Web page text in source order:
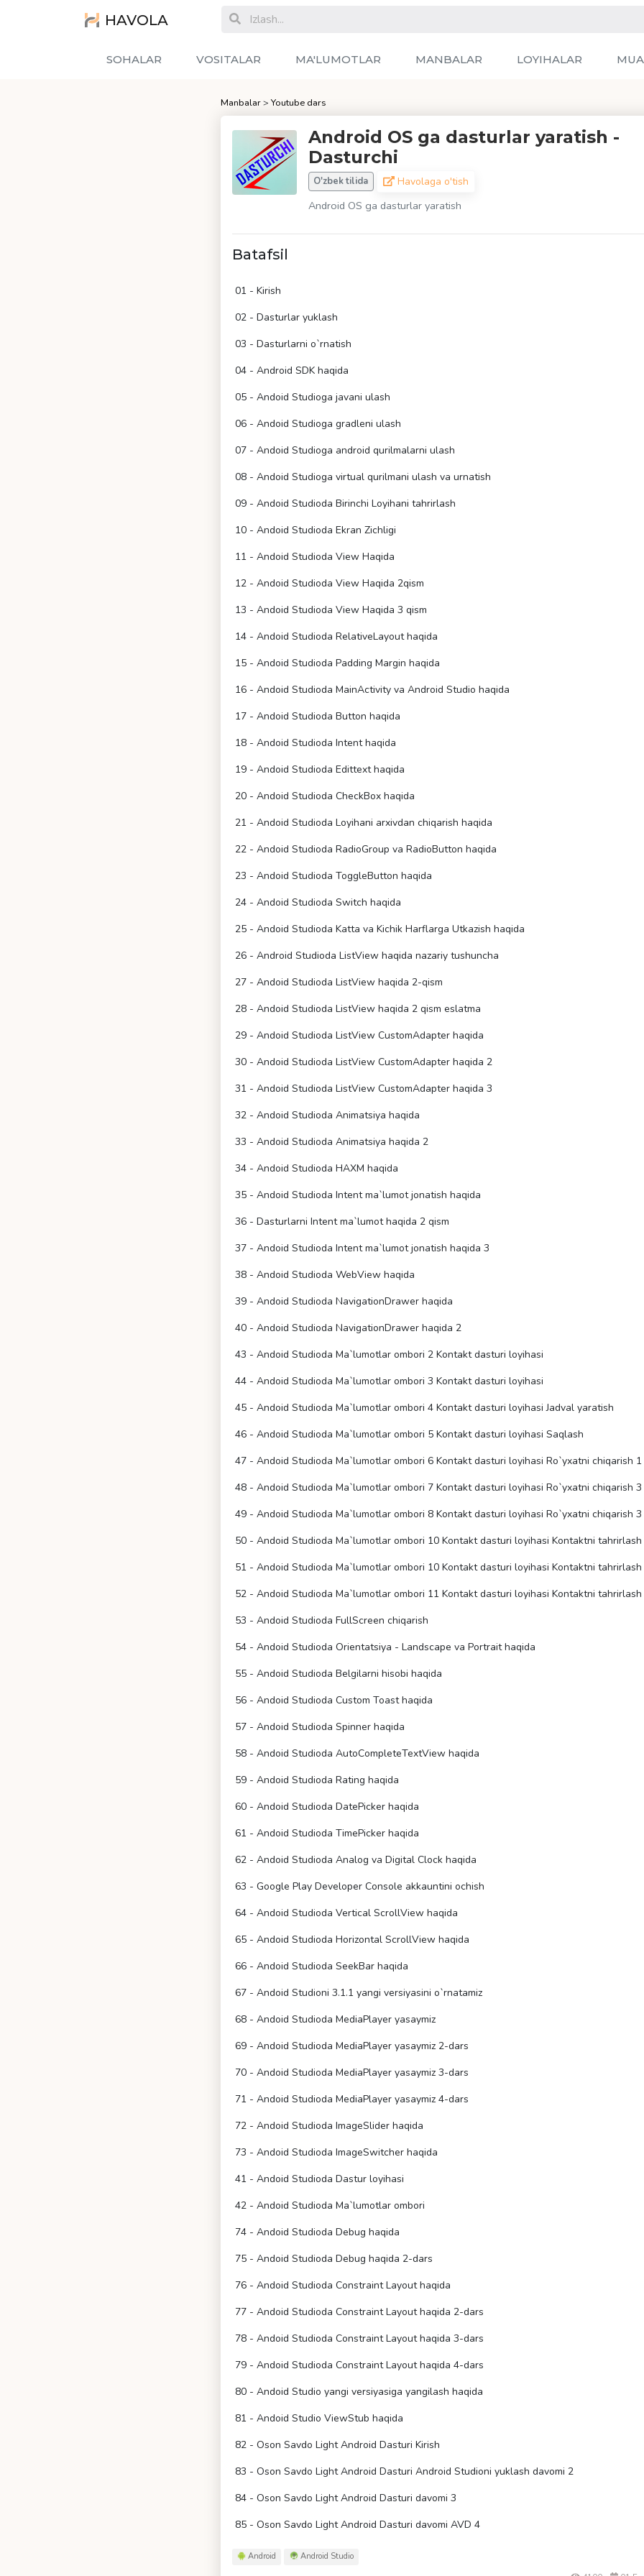
HAVOLA
SOHALAR VOSITALAR MA'LUMOTLAR MANBALAR LOYIHALAR
Manbalar> Youtube dars
Android OS ga dasturlar yaratish -
Dasturchi
O'zbek tilida Havolaga o'tish
Android OS ga dasturlar yaratish
Batafsil
01 - Kirish
02 - Dasturlar yuklash
03 - Dasturlarni o`rnatish
04 - Android SDK haqida
05 - Andoid Studioga javani ulash
06 - Andoid Studioga gradleni ulash
07 - Andoid Studioga android qurilmalarni ulash
08 - Andoid Studioga virtual qurilmani ulash va urnatish
09 - Andoid Studioda Birinchi Loyihani tahrirlash
10 - Andoid Studioda Ekran Zichligi
11 - Andoid Studioda View Haqida
12 - Andoid Studioda View Haqida 2qism
13 - Andoid Studioda View Haqida 3 qism
14 - Andoid Studioda RelativeLayout haqida
15 - Andoid Studioda Padding Margin haqida
16 - Andoid Studioda MainActivity va Android Studio haqida
17 - Andoid Studioda Button haqida
18 - Andoid Studioda Intent haqida
19 - Andoid Studioda Edittext haqida
20 - Andoid Studioda CheckBox haqida
21 - Andoid Studioda Loyihani arxivdan chiqarish haqida
22 - Andoid Studioda RadioGroup va RadioButton haqida
23 - Andoid Studioda ToggleButton haqida
24 - Andoid Studioda Switch haqida
25 - Andoid Studioda Katta va Kichik Harflarga Utkazish haqida
26 - Android Studioda ListView haqida nazariy tushuncha
27 - Andoid Studioda ListView haqida 2-qism
28 - Andoid Studioda ListView haqida 2 qism eslatma
29 - Andoid Studioda ListView CustomAdapter haqida
30 - Andoid Studioda ListView CustomAdapter haqida 2
31 - Andoid Studioda ListView CustomAdapter haqida 3
32 - Andoid Studioda Animatsiya haqida
33 - Andoid Studioda Animatsiya haqida 2
34 - Andoid Studioda HAXM haqida
35 - Andoid Studioda Intent ma`lumot jonatish haqida
36 - Dasturlarni Intent ma`lumot haqida 2 qism
37 - Andoid Studioda Intent ma`lumot jonatish haqida 3
38 - Andoid Studioda WebView haqida
39 - Andoid Studioda NavigationDrawer haqida
40 - Andoid Studioda NavigationDrawer haqida 2
43 - Andoid Studioda Ma`lumotlar ombori 2 Kontakt dasturi loyihasi
44 - Andoid Studioda Ma`lumotlar ombori 3 Kontakt dasturi loyihasi
45 - Andoid Studioda Ma`lumotlar ombori 4 Kontakt dasturi loyihasi Jadval yaratish
46 - Andoid Studioda Ma`lumotlar ombori 5 Kontakt dasturi loyihasi Saqlash
47 - Andoid Studioda Ma`lumotlar ombori 6 Kontakt dasturi loyihasi Ro`yxatni chiqarish 1
48 - Andoid Studioda Ma`lumotlar ombori 7 Kontakt dasturi loyihasi Ro`yxatni chiqarish 3
49 - Andoid Studioda Ma`lumotlar ombori 8 Kontakt dasturi loyihasi Ro`yxatni chiqarish 3
50 - Andoid Studioda Ma`lumotlar ombori 10 Kontakt dasturi loyihasi Kontaktni tahrirlash
51 - Andoid Studioda Ma`lumotlar ombori 10 Kontakt dasturi loyihasi Kontaktni
52 - Andoid Studioda Ma`lumotlar ombori 11 Kontakt dasturi loyihasi Kontaktni
53 - Andoid Studioda FullScreen chiqarish
54 - Andoid Studioda Orientatsiya - Landscape va Portrait haqida
55 - Andoid Studioda Belgilarni hisobi haqida
56 - Andoid Studioda Custom Toast haqida
57 - Andoid Studioda Spinner haqida
58 - Andoid Studioda AutoCompleteTextView haqida
59 - Andoid Studioda Rating haqida
60 - Andoid Studioda DatePicker haqida
61 - Andoid Studioda TimePicker haqida
62 - Andoid Studioda Analog va Digital Clock haqida
63 - Google Play Developer Console akkauntini ochish
64 - Andoid Studioda Vertical ScrollView haqida
65 - Andoid Studioda Horizontal ScrollView haqida
66 - Andoid Studioda SeekBar haqida
67 - Andoid Studioni 3.1.1 yangi versiyasini o`rnatamiz
68 - Andoid Studioda MediaPlayer yasaymiz
69 - Andoid Studioda MediaPlayer yasaymiz 2-dars
70 - Andoid Studioda MediaPlayer yasaymiz 3-dars
71 - Andoid Studioda MediaPlayer yasaymiz 4-dars
72 - Andoid Studioda ImageSlider haqida
73 - Andoid Studioda ImageSwitcher haqida
41 - Andoid Studioda Dastur loyihasi
42 - Andoid Studioda Ma`lumotlar ombori
74 - Andoid Studioda Debug haqida
75 - Andoid Studioda Debug haqida 2-dars
76 - Andoid Studioda Constraint Layout haqida
77 - Andoid Studioda Constraint Layout haqida 2-dars
78 - Andoid Studioda Constraint Layout haqida 3-dars
79 - Andoid Studioda Constraint Layout haqida 4-dars
80 - Andoid Studio yangi versiyasiga yangilash haqida
81 - Andoid Studio ViewStub haqida
82 - Oson Savdo Light Android Dasturi Kirish
83 - Oson Savdo Light Android Dasturi Android Studioni yuklash davomi 2
84 - Oson Savdo Light Android Dasturi davomi 3
85 - Oson Savdo Light Android Dasturi davomi AVD 4
Android Android Studio